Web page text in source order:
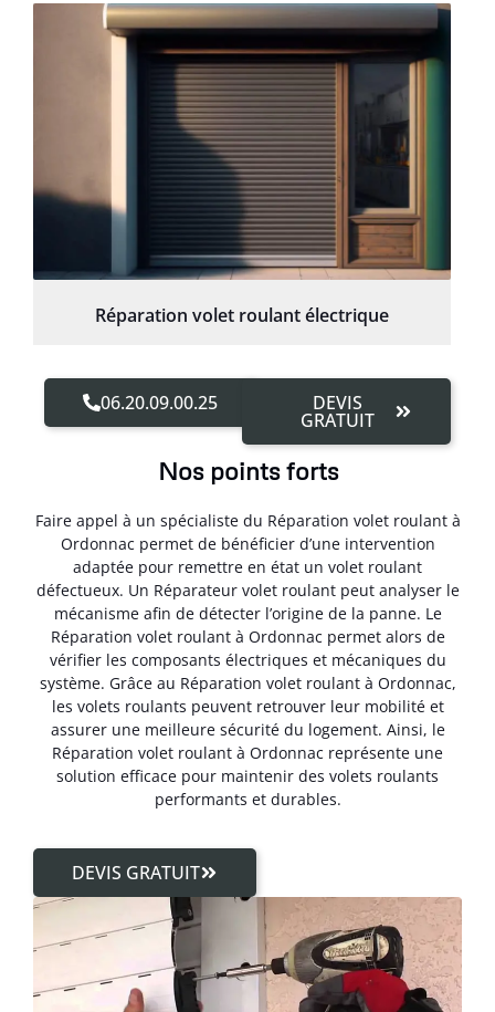
Réparation volet roulant électrique
06.20.09.00.25 DEVIS
GRATUIT
Nos points forts
Faire appel à un spécialiste du Réparation volet roulant à
Ordonnac permet de bénéficier d’une intervention
adaptée pour remettre en état un volet roulant
défectueux. Un Réparateur volet roulant peut analyser le
mécanisme afin de détecter l’origine de la panne. Le
Réparation volet roulant à Ordonnac permet alors de
vérifier les composants électriques et mécaniques du
système. Grâce au Réparation volet roulant à Ordonnac,
les volets roulants peuvent retrouver leur mobilité et
assurer une meilleure sécurité du logement. Ainsi, le
Réparation volet roulant à Ordonnac représente une
solution efficace pour maintenir des volets roulants
performants et durables.
DEVIS GRATUIT